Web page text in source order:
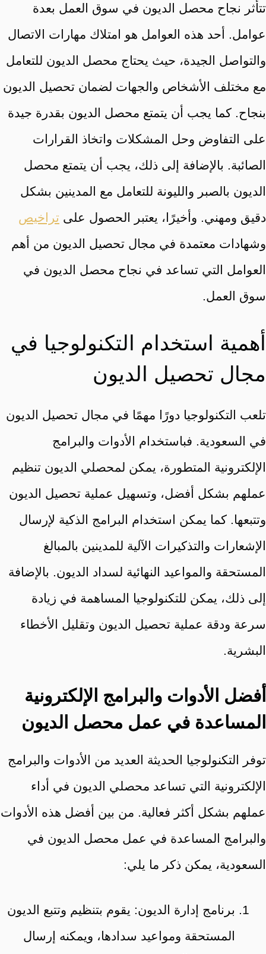
تتأثر نجاح محصل الديون في سوق العمل بعدة
عوامل. أحد هذه العوامل هو امتلاك مهارات الاتصال
والتواصل الجيدة، حيث يحتاج محصل الديون للتعامل
مع مختلف الأشخاص والجهات لضمان تحصيل الديون
بنجاح. كما يجب أن يتمتع محصل الديون بقدرة جيدة
على التفاوض وحل المشكلات واتخاذ القرارات
الصائبة. بالإضافة إلى ذلك، يجب أن يتمتع محصل
الديون بالصبر والليونة للتعامل مع المدينين بشكل
دقيق ومهني. وأخيرًا، يعتبر الحصول على تراخيص
وشهادات معتمدة في مجال تحصيل الديون من أهم
العوامل التي تساعد في نجاح محصل الديون في
سوق العمل.
أهمية استخدام التكنولوجيا في
مجال تحصيل الديون
تلعب التكنولوجيا دورًا مهمًا في مجال تحصيل الديون
في السعودية. فباستخدام الأدوات والبرامج
الإلكترونية المتطورة، يمكن لمحصلي الديون تنظيم
عملهم بشكل أفضل، وتسهيل عملية تحصيل الديون
وتتبعها. كما يمكن استخدام البرامج الذكية لإرسال
الإشعارات والتذكيرات الآلية للمدينين بالمبالغ
المستحقة والمواعيد النهائية لسداد الديون. بالإضافة
إلى ذلك، يمكن للتكنولوجيا المساهمة في زيادة
سرعة ودقة عملية تحصيل الديون وتقليل الأخطاء
البشرية.
أفضل الأدوات والبرامج الإلكترونية
المساعدة في عمل محصل الديون
توفر التكنولوجيا الحديثة العديد من الأدوات والبرامج
الإلكترونية التي تساعد محصلي الديون في أداء
عملهم بشكل أكثر فعالية. من بين أفضل هذه الأدوات
والبرامج المساعدة في عمل محصل الديون في
السعودية، يمكن ذكر ما يلي:
برنامج إدارة الديون: يقوم بتنظيم وتتبع الديون
المستحقة ومواعيد سدادها، ويمكنه إرسال